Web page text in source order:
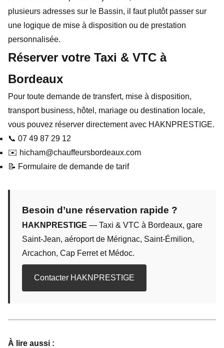
plusieurs adresses sur le Bassin, il faut plutôt passer sur
une logique de mise à disposition ou de prestation
personnalisée.
Réserver votre Taxi & VTC à
Bordeaux
Pour toute demande de transfert, mise à disposition,
transport business, hôtel, mariage ou destination locale,
vous pouvez réserver directement avec HAKNPRESTIGE.
📞 07 49 87 29 12
✉️ hicham@chauffeursbordeaux.com
📝 Formulaire de demande de tarif
Besoin d’une réservation rapide ?
HAKNPRESTIGE — Taxi & VTC à Bordeaux, gare
Saint-Jean, aéroport de Mérignac, Saint-Émilion,
Arcachon, Cap Ferret et Médoc.
Contacter HAKNPRESTIGE
À lire aussi :